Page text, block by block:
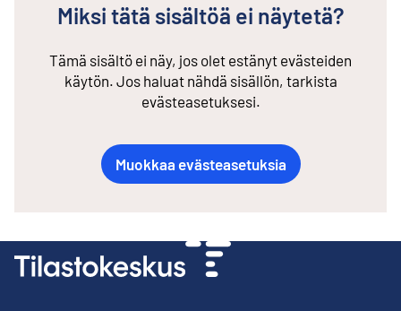
Miksi tätä sisältöä ei näytetä?
Tämä sisältö ei näy, jos olet estänyt evästeiden
käytön. Jos haluat nähdä sisällön, tarkista
evästeasetuksesi.
Muokkaa evästeasetuksia